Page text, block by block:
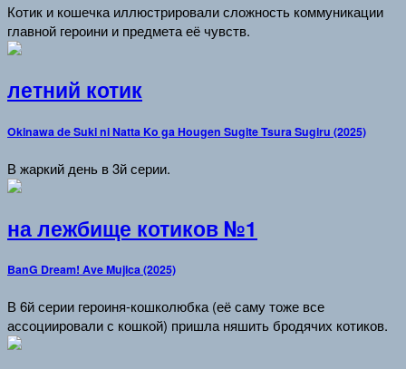
Котик и кошечка иллюстрировали сложность коммуникации
главной героини и предмета её чувств.
летний котик
Okinawa de Suki ni Natta Ko ga Hougen Sugite Tsura Sugiru (2025)
В жаркий день в 3й серии.
на лежбище котиков №1
BanG Dream! Ave Mujica (2025)
В 6й серии героиня-кошколюбка (её саму тоже все
ассоциировали с кошкой) пришла няшить бродячих котиков.